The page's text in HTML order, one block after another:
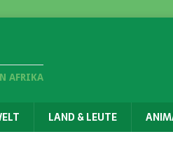
AFRIKA
LAND & LEUTE